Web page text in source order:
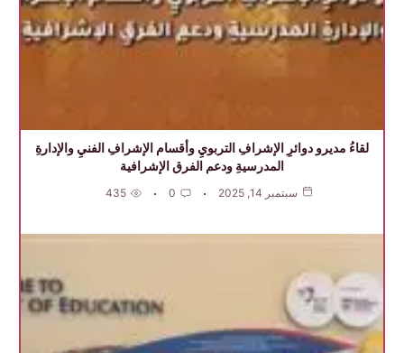
لقاءُ مديرو دوائرِ الإشرافِ التربويِ وأقسام الإشرافِ الفنيِ والإدارةِ
المدرسيةِ ودعم الفرق الإشرافية
سبتمبر 14, 2025 0
435